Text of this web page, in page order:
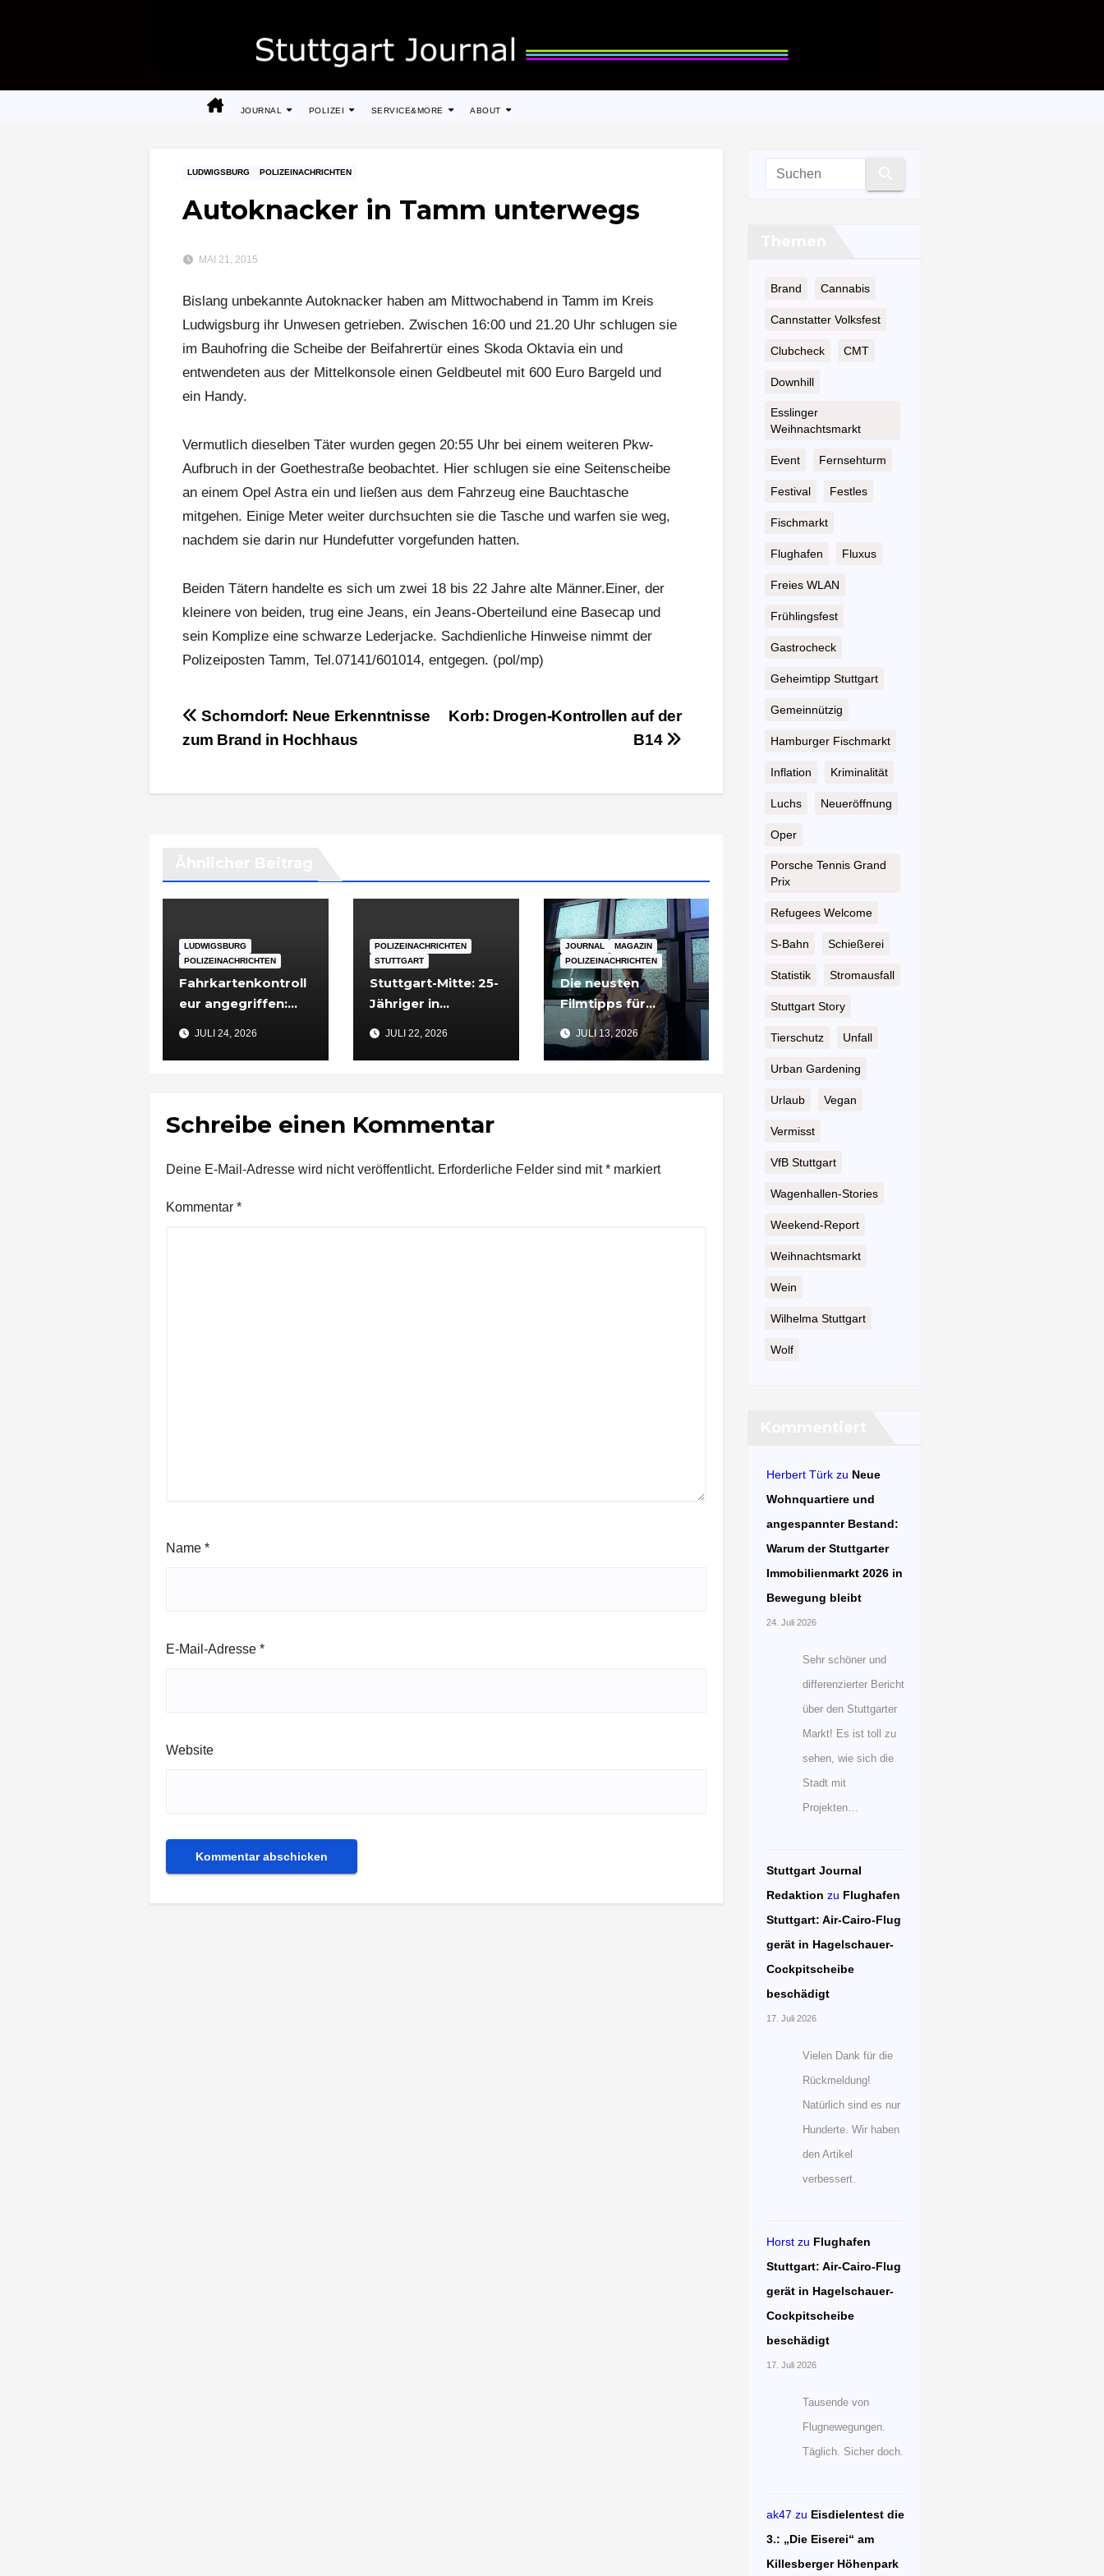
JOURNAL POLIZEI SERVICE&MORE ABOUT
LUDWIGSBURG POLIZEINACHRICHTEN
Autoknacker in Tamm unterwegs
MAI 21, 2015
Bislang unbekannte Autoknacker haben am Mittwochabend in Tamm im Kreis
Ludwigsburg ihr Unwesen getrieben. Zwischen 16:00 und 21.20 Uhr schlugen sie
im Bauhofring die Scheibe der Beifahrertür eines Skoda Oktavia ein und
entwendeten aus der Mittelkonsole einen Geldbeutel mit 600 Euro Bargeld und
ein Handy.
Vermutlich dieselben Täter wurden gegen 20:55 Uhr bei einem weiteren Pkw-
Aufbruch in der Goethestraße beobachtet. Hier schlugen sie eine Seitenscheibe
an einem Opel Astra ein und ließen aus dem Fahrzeug eine Bauchtasche
mitgehen. Einige Meter weiter durchsuchten sie die Tasche und warfen sie weg,
nachdem sie darin nur Hundefutter vorgefunden hatten.
Beiden Tätern handelte es sich um zwei 18 bis 22 Jahre alte Männer.Einer, der
kleinere von beiden, trug eine Jeans, ein Jeans-Oberteilund eine Basecap und
sein Komplize eine schwarze Lederjacke. Sachdienliche Hinweise nimmt der
Polizeiposten Tamm, Tel.07141/601014, entgegen. (pol/mp)
Beitragsnavigation
Korb: Drogen-Kontrollen auf der
B14
Schorndorf: Neue Erkenntnisse
zum Brand in Hochhaus
LUDWIGSBURG
POLIZEINACHRICHTEN
Fahrkartenkontroll
eur angegriffen:
Ludwigsburg in
JULI 24, 2026
POLIZEINACHRICHTEN
STUTTGART
Stuttgart-Mitte: 25-
Jähriger in
verletzt
JULI 22, 2026
JOURNAL
MAGAZIN
POLIZEINACHRICHTEN
Die neusten
Filmtipps für
Sommerabende
JULI 13, 2026
Schreibe einen Kommentar
Deine E-Mail-Adresse wird nicht veröffentlicht. Erforderliche Felder sind mit* markiert
Kommentar *
Name *
E-Mail-Adresse *
Website
Brand Cannabis
Cannstatter Volksfest
Clubcheck CMT
Downhill
Esslinger
Weihnachtsmarkt
Event Fernsehturm
Festival Festles
Fischmarkt
Flughafen Fluxus
Freies WLAN
Frühlingsfest
Gastrocheck
Geheimtipp Stuttgart
Gemeinnützig
Hamburger Fischmarkt
Inflation Kriminalität
Luchs Neueröffnung
Oper
Porsche Tennis Grand
Prix
Refugees Welcome
S-Bahn Schießerei
Statistik Stromausfall
Stuttgart Story
Tierschutz Unfall
Urban Gardening
Urlaub Vegan
Vermisst
VfB Stuttgart
Wagenhallen-Stories
Weekend-Report
Weihnachtsmarkt
Wein
Wilhelma Stuttgart
Wolf
Herbert Türkzu Neue
Wohnquartiere und
angespannter Bestand:
Warum der Stuttgarter
Immobilienmarkt 2026 in
Bewegung bleibt
24. Juli 2026
Sehr schöner und
differenzierter Bericht
über den Stuttgarter
Markt! Es ist toll zu
sehen, wie sich die
Stadt mit
Projekten…
Stuttgart Journal
Redaktion zu Flughafen
Stuttgart: Air-Cairo-Flug
gerät in Hagelschauer-
Cockpitscheibe
beschädigt
17. Juli 2026
Vielen Dank für die
Rückmeldung!
Natürlich sind es nur
Hunderte. Wir haben
den Artikel
verbessert.
Horstzu Flughafen
Stuttgart: Air-Cairo-Flug
gerät in Hagelschauer-
Cockpitscheibe
beschädigt
17. Juli 2026
Tausende von
Flugnewegungen.
Täglich. Sicher doch.
ak47 zu Eisdielentest die
3.: „Die Eiserei“ am
Killesberger Höhenpark